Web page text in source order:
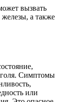
вызвать
а также
Симптомы
или